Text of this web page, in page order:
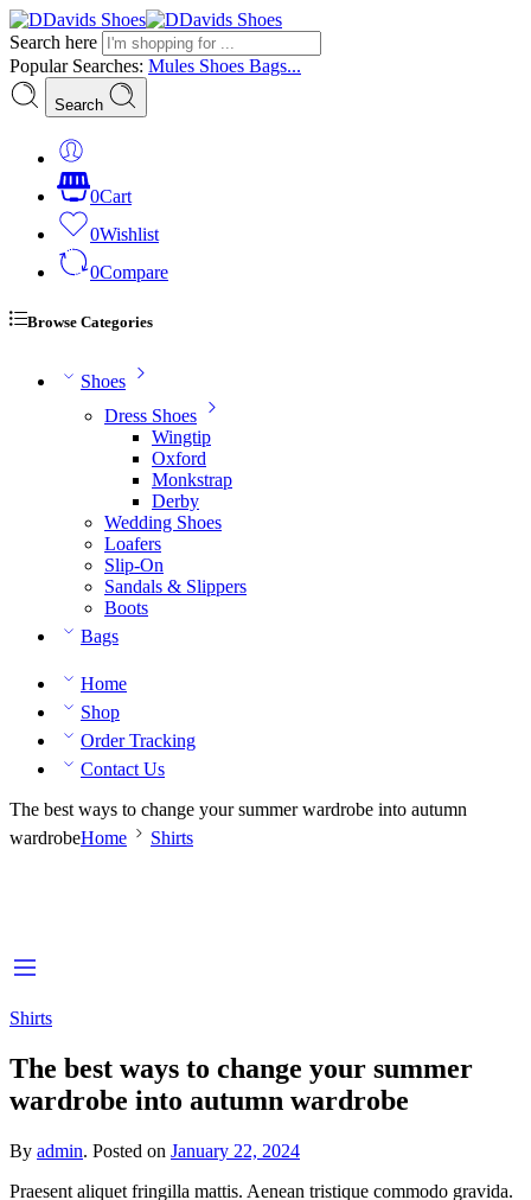
Search here
Popular Searches: Mules Shoes Bags...
Search
0Cart
0Wishlist
0Compare
Browse Categories
Shoes
Dress Shoes
Wingtip
Oxford
Monkstrap
Derby
Wedding Shoes
Loafers
Slip-On
Sandals & Slippers
Boots
Bags
Home
Shop
Order Tracking
Contact Us
The best ways to change your summer wardrobe into autumn
wardrobeHome Shirts
Shirts
The best ways to change your summer
wardrobe into autumn wardrobe
By admin. Posted on January 22, 2024
Praesent aliquet fringilla mattis. Aenean tristique commodo gravida.